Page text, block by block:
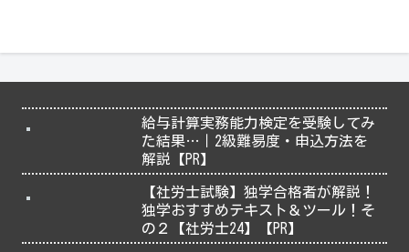
給与計算実務能力検定を受験してみ
た結果…｜2級難易度・申込方法を
解説【PR】
【社労士試験】独学合格者が解説！
独学おすすめテキスト＆ツール！そ
の２【社労士24】【PR】